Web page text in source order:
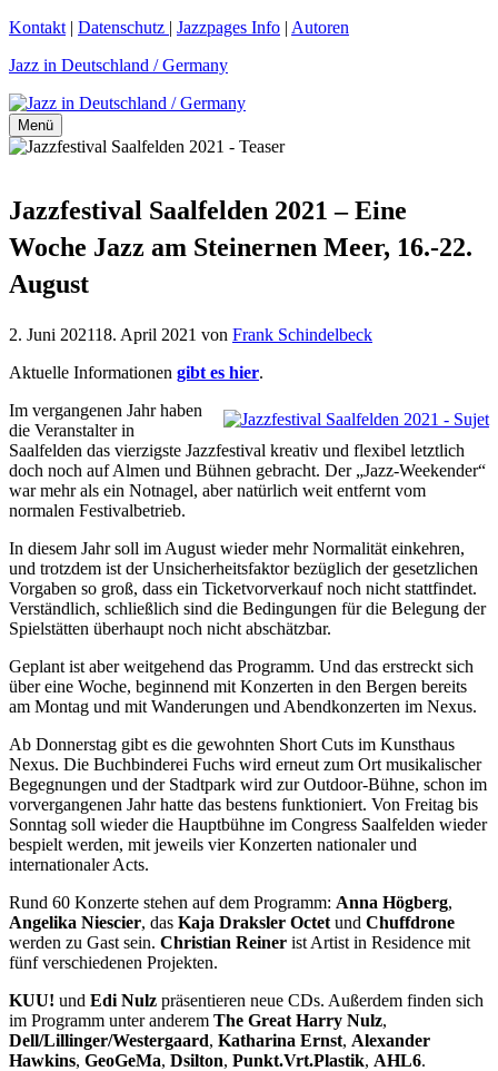
Zum
springen
Kontakt | Datenschutz | Jazzpages Info | Autoren
Jazz in Deutschland / Germany
Menü
Jazzfestival Saalfelden 2021 – Eine
Woche Jazz am Steinernen Meer, 16.-22.
August
2. Juni 202118. April 2021 von Frank Schindelbeck
Aktuelle Informationen gibt es hier.
Im vergangenen Jahr haben
die Veranstalter in
Saalfelden das vierzigste Jazzfestival kreativ und flexibel letztlich
doch noch auf Almen und Bühnen gebracht. Der „Jazz-Weekender“
war mehr als ein Notnagel, aber natürlich weit entfernt vom
normalen Festivalbetrieb.
In diesem Jahr soll im August wieder mehr Normalität einkehren,
und trotzdem ist der Unsicherheitsfaktor bezüglich der gesetzlichen
Vorgaben so groß, dass ein Ticketvorverkauf noch nicht stattfindet.
Verständlich, schließlich sind die Bedingungen für die Belegung der
Spielstätten überhaupt noch nicht abschätzbar.
Geplant ist aber weitgehend das Programm. Und das erstreckt sich
über eine Woche, beginnend mit Konzerten in den Bergen bereits
am Montag und mit Wanderungen und Abendkonzerten im Nexus.
Ab Donnerstag gibt es die gewohnten Short Cuts im Kunsthaus
Nexus. Die Buchbinderei Fuchs wird erneut zum Ort musikalischer
Begegnungen und der Stadtpark wird zur Outdoor-Bühne, schon im
vorvergangenen Jahr hatte das bestens funktioniert. Von Freitag bis
Sonntag soll wieder die Hauptbühne im Congress Saalfelden wieder
bespielt werden, mit jeweils vier Konzerten nationaler und
internationaler Acts.
Rund 60 Konzerte stehen auf dem Programm: Anna Högberg,
Angelika Niescier, das Kaja Draksler Octet und Chuffdrone
werden zu Gast sein. Christian Reiner ist Artist in Residence mit
fünf verschiedenen Projekten.
KUU! und Edi Nulz präsentieren neue CDs. Außerdem finden sich
im Programm unter anderem The Great Harry Nulz,
Dell/Lillinger/Westergaard, Katharina Ernst, Alexander
Hawkins, GeoGeMa, Dsilton, Punkt.Vrt.Plastik, AHL6.